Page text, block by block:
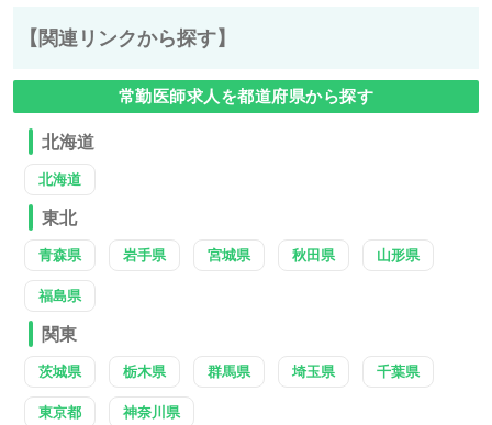
【関連リンクから探す】
常勤医師求人を都道府県から探す
北海道
北海道
東北
青森県 岩手県 宮城県 秋田県 山形県
福島県
関東
茨城県 栃木県 群馬県 埼玉県 千葉県
東京都 神奈川県